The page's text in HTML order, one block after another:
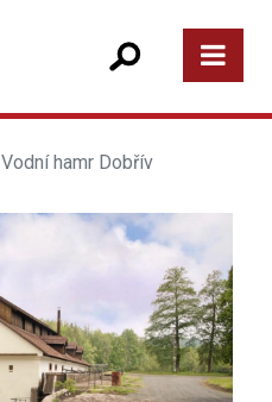
Vodní hamr Dobřív